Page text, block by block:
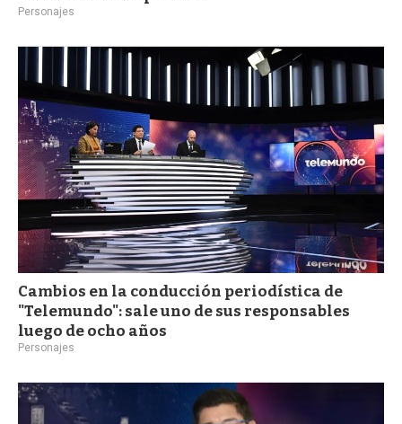
Personajes
Cambios en la conducción periodística de
"Telemundo": sale uno de sus responsables
luego de ocho años
Personajes